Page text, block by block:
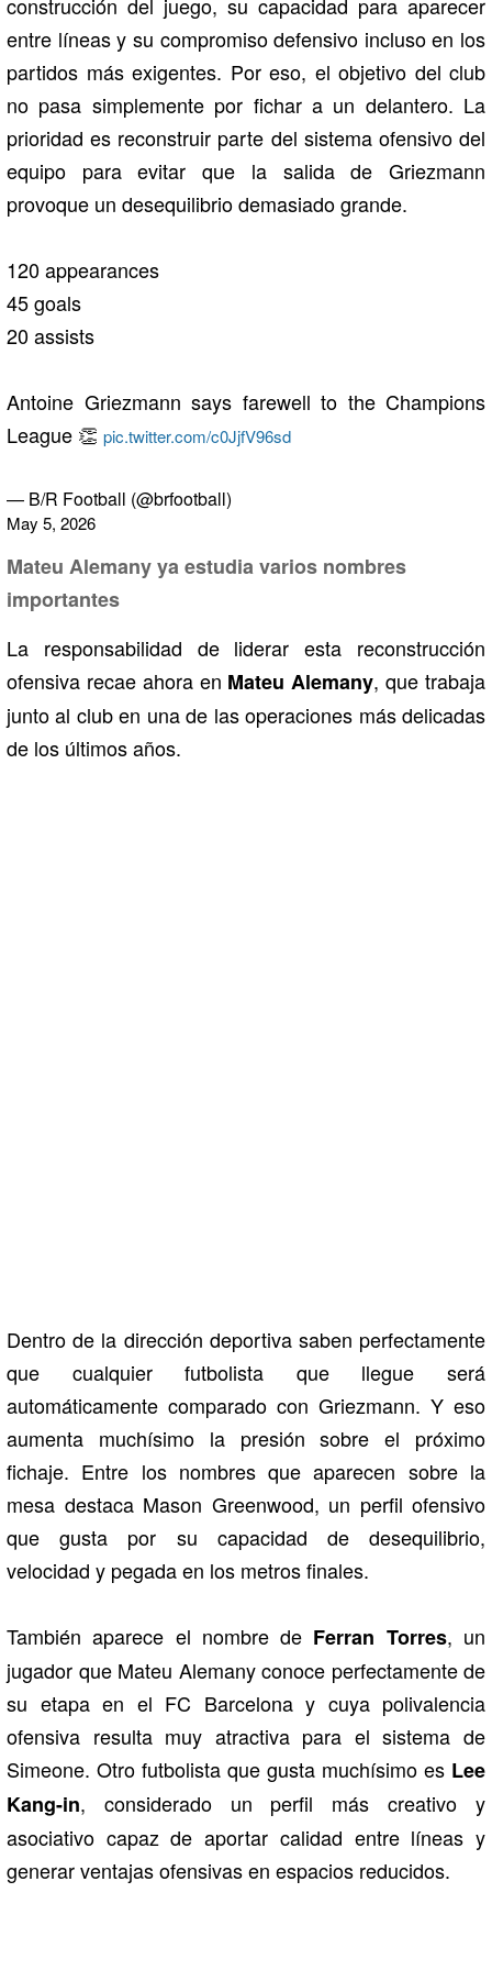
entre líneas y su compromiso defensivo incluso en los
partidos más exigentes. Por eso, el objetivo del club
no pasa simplemente por fichar a un delantero. La
prioridad es reconstruir parte del sistema ofensivo del
equipo para evitar que la salida de Griezmann
provoque un desequilibrio demasiado grande.
120 appearances
45 goals
20 assists
Antoine Griezmann says farewell to the Champions
League 👏 pic.twitter.com/c0JjfV96sd
— B/R Football (@brfootball)
May 5, 2026
Mateu Alemany ya estudia varios nombres
importantes
La responsabilidad de liderar esta reconstrucción
ofensiva recae ahora en Mateu Alemany, que trabaja
junto al club en una de las operaciones más delicadas
de los últimos años.
Dentro de la dirección deportiva saben perfectamente
que cualquier futbolista que llegue será
automáticamente comparado con Griezmann. Y eso
aumenta muchísimo la presión sobre el próximo
fichaje. Entre los nombres que aparecen sobre la
mesa destaca Mason Greenwood, un perfil ofensivo
que gusta por su capacidad de desequilibrio,
velocidad y pegada en los metros finales.
También aparece el nombre de Ferran Torres, un
jugador que Mateu Alemany conoce perfectamente de
su etapa en el FC Barcelonay cuya polivalencia
ofensiva resulta muy atractiva para el sistema de
Simeone. Otro futbolista que gusta muchísimo es Lee
Kang-in, considerado un perfil más creativo y
asociativo capaz de aportar calidad entre líneas y
generar ventajas ofensivas en espacios reducidos.